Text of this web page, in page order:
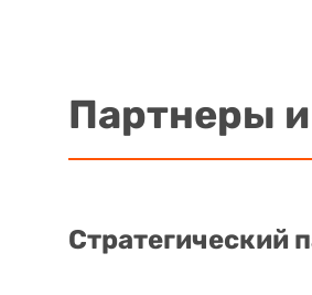
Партнеры
Стратегический